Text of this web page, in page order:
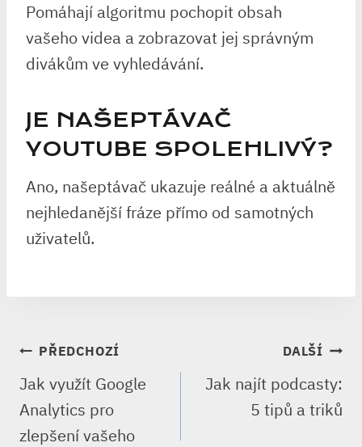
Pomáhají algoritmu pochopit obsah
vašeho videa a zobrazovat jej správným
divákům ve vyhledávání.
JE NAŠEPTÁVAČ
YOUTUBE SPOLEHLIVÝ?
Ano, našeptávač ukazuje reálné a aktuálně
nejhledanější fráze přímo od samotných
uživatelů.
NAVIGACE
PRO
PŘÍSPĚVEK
PŘEDCHOZÍ
Jak využít Google
Analytics pro
zlepšení vašeho
DALŠÍ
Jak najít podcasty:
5 tipů a triků